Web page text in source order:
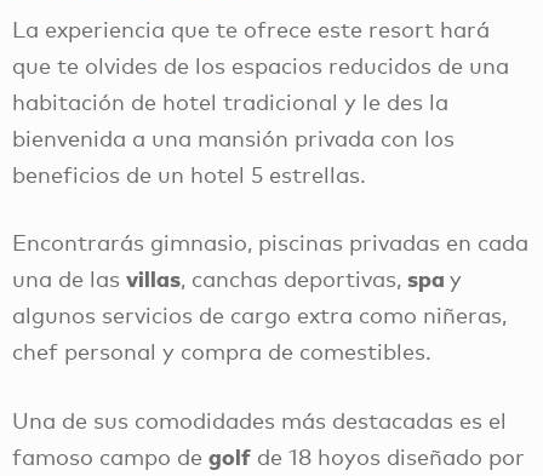
La experiencia que te ofrece este resort hará
que te olvides de los espacios reducidos de una
habitación de hotel tradicional y le des la
bienvenida a una mansión privada con los
beneficios de un hotel 5 estrellas.
Encontrarás gimnasio, piscinas privadas en cada
una de las villas, canchas deportivas, spa y
algunos servicios de cargo extra como niñeras,
chef personal y compra de comestibles.
Una de sus comodidades más destacadas es el
famoso campo de golf de 18 hoyos diseñado por